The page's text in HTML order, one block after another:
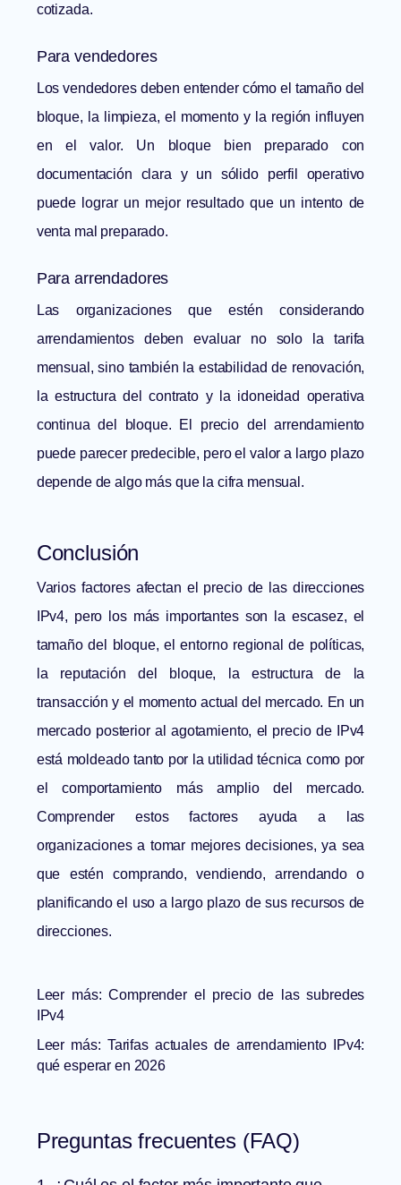
cotizada.
Para vendedores
Los vendedores deben entender cómo el tamaño del
bloque, la limpieza, el momento y la región influyen
en el valor. Un bloque bien preparado con
documentación clara y un sólido perfil operativo
puede lograr un mejor resultado que un intento de
venta mal preparado.
Para arrendadores
Las organizaciones que estén considerando
arrendamientos deben evaluar no solo la tarifa
mensual, sino también la estabilidad de renovación,
la estructura del contrato y la idoneidad operativa
continua del bloque. El precio del arrendamiento
puede parecer predecible, pero el valor a largo plazo
depende de algo más que la cifra mensual.
Conclusión
Varios factores afectan el precio de las direcciones
IPv4, pero los más importantes son la escasez, el
tamaño del bloque, el entorno regional de políticas,
la reputación del bloque, la estructura de la
transacción y el momento actual del mercado. En un
mercado posterior al agotamiento, el precio de IPv4
está moldeado tanto por la utilidad técnica como por
el comportamiento más amplio del mercado.
Comprender estos factores ayuda a las
organizaciones a tomar mejores decisiones, ya sea
que estén comprando, vendiendo, arrendando o
planificando el uso a largo plazo de sus recursos de
direcciones.
Leer más:Comprender el precio de las subredes
IPv4
Leer más: Tarifas actuales de arrendamiento IPv4:
qué esperar en 2026
Preguntas frecuentes (FAQ)